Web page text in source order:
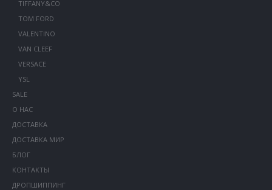
TIFFANY&CO
TOM FORD
VALENTINO
VAN CLEEF
VERSACE
YSL
SALE
О НАС
ДОСТАВКА
ДОСТАВКА МИР
БЛОГ
КОНТАКТЫ
ДРОПШИППИНГ